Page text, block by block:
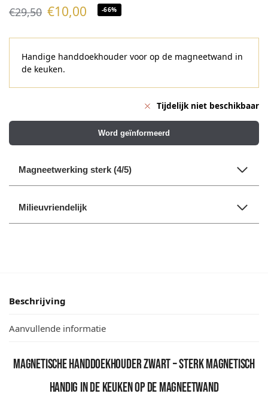
€29,50 €10,00 -66%
Handige handdoekhouder voor op de magneetwand in
de keuken.
Tijdelijk niet beschikbaar
Word geïnformeerd
Magneetwerking sterk (4/5)
Milieuvriendelijk
Beschrijving
Aanvullende informatie
Magnetische handdoekhouder zwart – sterk magnetisch
handig in de keuken op de magneetwand